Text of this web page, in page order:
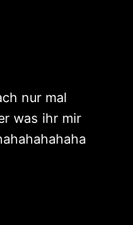
nur mal
was ihr mir